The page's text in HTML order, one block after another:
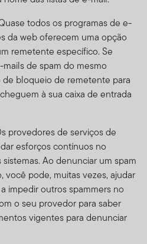
todos os programas de e-
da web oferecem uma opção
remetente específico. Se
de spam do mesmo
bloqueio de remetente para
à sua caixa de entrada
provedores de serviços de
esforços contínuos no
Ao denunciar um spam
pode, muitas vezes, ajudar
impedir outros spammers no
o seu provedor para saber
vigentes para denunciar
a essas partes do Site, ou a
informação através de
disponibilizados
Indivíduos não autorizados
acessando estas áreas
civis ou criminais.
Fundos,
e Riscos de
Para mais informações
oferecidos, por favor
designado (consultor
ou faça o